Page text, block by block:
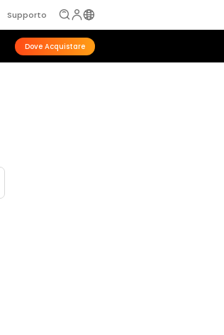
Supporto
Dove Acquistare